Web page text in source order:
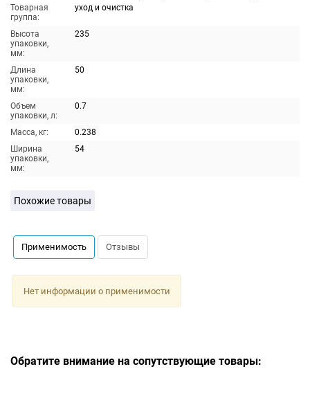
Товарная
группа:
уход и очистка
Высота
упаковки,
мм:
235
Длина
упаковки,
мм:
50
Объем
упаковки, л:
0.7
Масса, кг:
0.238
Ширина
упаковки,
мм:
54
Похожие товары
Применимость Отзывы
Нет информации о применимости
Обратите внимание на сопутствующие товары: